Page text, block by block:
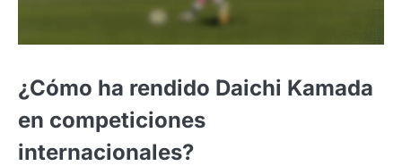
¿Cómo ha rendido Daichi Kamada
en competiciones
internacionales?